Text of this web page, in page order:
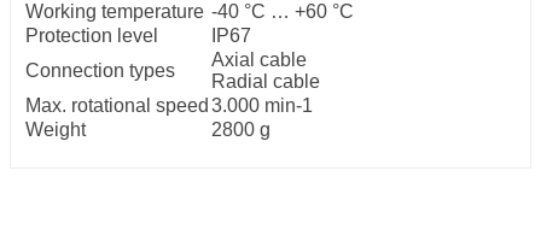
Working temperature -40 °C … +60 °C
Protection level
IP67
Connection types
Axial cable
Radial cable
Max. rotational speed 3.000 min-1
Weight
2800 g